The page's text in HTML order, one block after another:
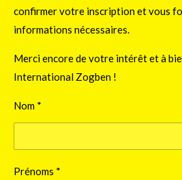
confirmer votre inscription et vous
informations nécessaires.
Merci encore de votre intérêt et à
International Zogben !
Nom *
Prénoms *